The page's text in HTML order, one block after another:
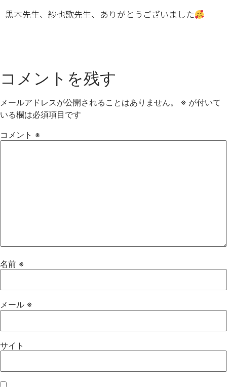
黒木先生、紗也歌先生、ありがとうございました
コメントを残す
メールアドレスが公開されることはありません。 ※ が付いて
いる欄は必須項目です
コメント ※
名前 ※
メール ※
サイト